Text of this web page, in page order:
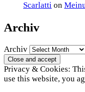
Scarlatti on
Archiv
Archiv
Privacy & Cookies:
use this website, you